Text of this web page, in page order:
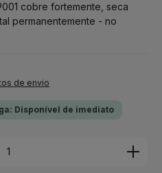
cobre fortemente, seca
permanentemente - no
de envio
Disponível de imediato
Insira a quantidade